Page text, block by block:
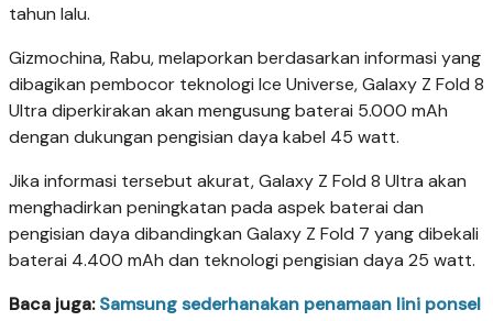
tahun lalu.
Gizmochina, Rabu, melaporkan berdasarkan informasi yang
dibagikan pembocor teknologi Ice Universe, Galaxy Z Fold 8
Ultra diperkirakan akan mengusung baterai 5.000 mAh
dengan dukungan pengisian daya kabel 45 watt.
Jika informasi tersebut akurat, Galaxy Z Fold 8 Ultra akan
menghadirkan peningkatan pada aspek baterai dan
pengisian daya dibandingkan Galaxy Z Fold 7 yang dibekali
baterai 4.400 mAh dan teknologi pengisian daya 25 watt.
Baca juga:Samsung sederhanakan penamaan lini ponsel